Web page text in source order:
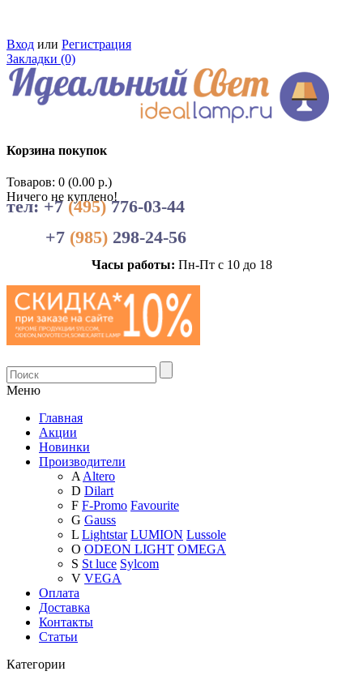
Вход или Регистрация
Закладки (0)
Корзина покупок
Товаров: 0 (0.00 р.)
Ничего не куплено!
тел: +7(495)776-03-44
+7 (985) 298-24-56
Часы работы: Пн-Пт с 10 до 18
Меню
Главная
Акции
Новинки
Производители
AAltero
D Dilart
F F-Promo Favourite
G Gauss
L Lightstar LUMION Lussole
O ODEON LIGHT OMEGA
S St luce Sylcom
V VEGA
Оплата
Доставка
Контакты
Статьи
Категории